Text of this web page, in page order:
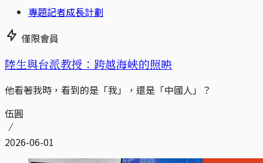
專題記者成長計劃
僅限會員
陸生與台派教授：跨越海峽的照映
他看著我時，看到的是「我」，還是「中國人」？
伍圓
2026-06-01